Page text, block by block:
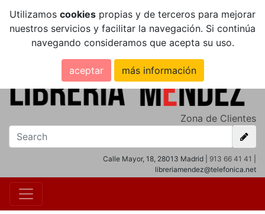
Utilizamos cookies propias y de terceros para mejorar
nuestros servicios y facilitar la navegación. Si continúa
navegando consideramos que acepta su uso.
aceptar más información
Zona de Clientes
Calle Mayor, 18, 28013 Madrid | 913 66 41 41
libreriamendez@telefonica.net